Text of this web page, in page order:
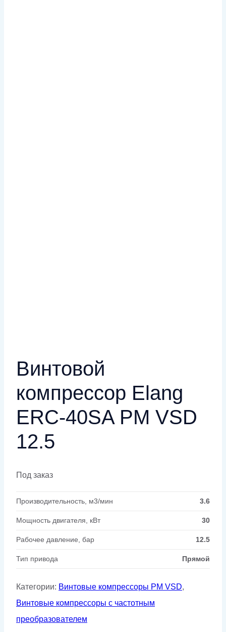
Винтовой
компрессор Elang
ERC-40SA PM VSD
12.5
Под заказ
Производительность, м3/мин 3.6
Мощность двигателя, кВт 30
Рабочее давление, бар 12.5
Тип привода Прямой
Категории: Винтовые компрессоры PM VSD,
Винтовые компрессоры с частотным
преобразователем